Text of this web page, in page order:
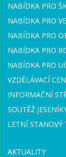
NABÍDKA PRO
NABÍDKA PRO
NABÍDKA PRO
NABÍDKA PRO
NABÍDKA PRO
VZDĚLÁVACÍ
INFORMAČNÍ
SOUTĚŽ
LETNÍ STANOVÝ
AKTUALITY